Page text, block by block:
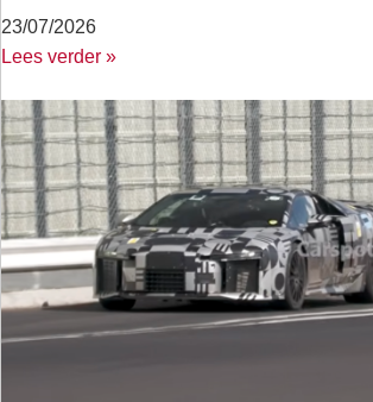
23/07/2026
Lees verder »